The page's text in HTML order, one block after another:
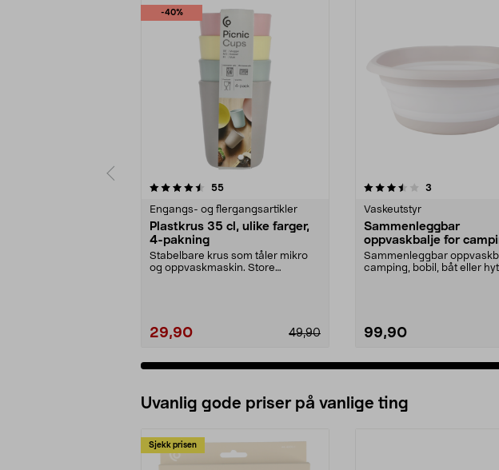
-40%
55anmeldelser
Engangs- og flergangsartikler
Plastkrus 35 cl, ulike farger,
4-pakning
Stabelbare krus som tåler mikro
og oppvaskmaskin. Store
29,90 49,90
3.5 av 5 stjerner 3
Vaskeutstyr
Sammenleggbar
oppvaskbalje for
liter
Sammenleggbar
camping, bobil, båt eller
99,90
4.5 av 5 stjerner
Uvanlig gode priser på vanlige ting
Sjekk prisen